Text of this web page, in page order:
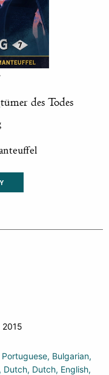
des Todes
2015
Portuguese Bulgarian
Dutch Dutch English